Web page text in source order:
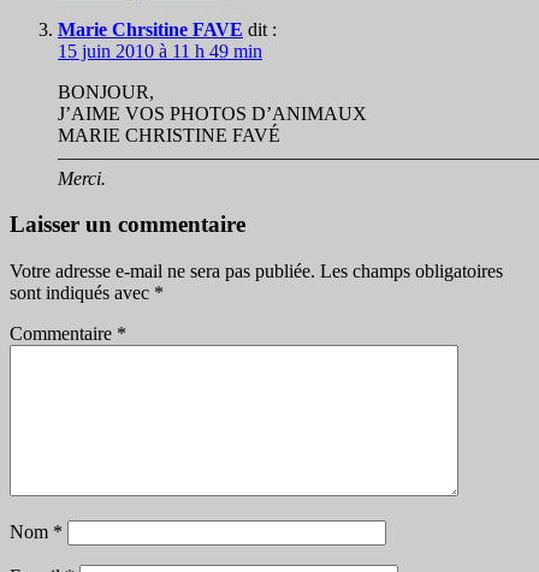
Marie Chrsitine FAVE dit :
15 juin 2010 à 11 h 49 min
BONJOUR,
J’AIME VOS PHOTOS D’ANIMAUX
MARIE CHRISTINE FAVÉ
Merci.
Laisser un commentaire
Votre adresse e-mail ne sera pas publiée. Les champs obligatoires
sont indiqués avec *
Commentaire *
Nom *